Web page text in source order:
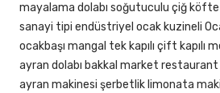
mayalama dolabı soğutuculu çiğ köfte
sanayi tipi endüstriyel ocak kuzineli
ocakbaşı mangal tek kapılı çift kapılı
ayran dolabı bakkal market restaurant
ayran makinesi şerbetlik limonata